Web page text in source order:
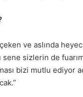
ve aslında
sene sizlerin de
bizi mutlu ediyor